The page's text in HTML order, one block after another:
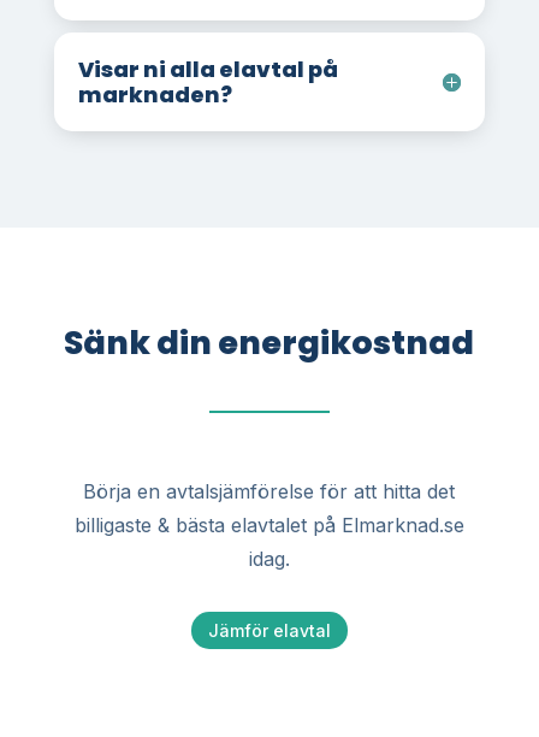
Visar ni alla elavtal på
marknaden?
Sänk din energikostnad
Börja en avtalsjämförelse för att hitta det
billigaste & bästa elavtalet på Elmarknad.se
idag.
Jämför elavtal